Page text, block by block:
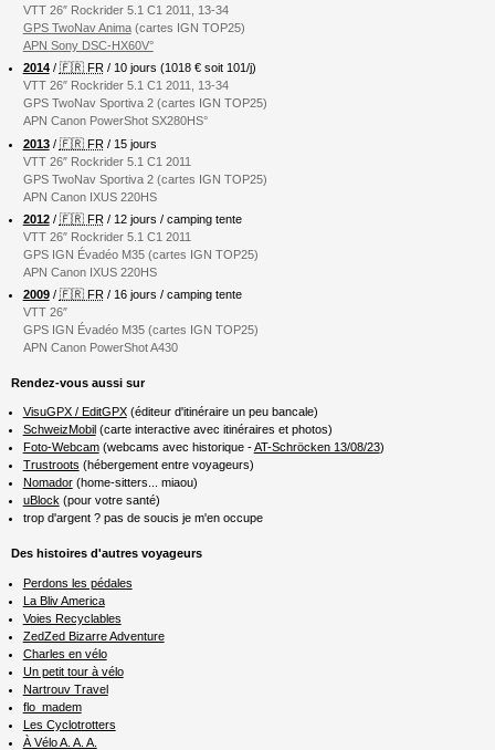
VTT 26″ Rockrider 5.1 C1 2011, 13-34
GPS TwoNav Anima(cartes IGN TOP25)
APN Sony DSC-HX60V°
2014/ 🇫🇷 FR / 10 jours (1018 € soit 101/j)
VTT 26″ Rockrider 5.1 C1 2011, 13-34
GPS TwoNav Sportiva 2 (cartes IGN TOP25)
APN Canon PowerShot SX280HS°
2013/ 🇫🇷 FR / 15 jours
VTT 26″ Rockrider 5.1 C1 2011
GPS TwoNav Sportiva 2 (cartes IGN TOP25)
APN Canon IXUS 220HS
2012/ 🇫🇷 FR / 12 jours / camping tente
VTT 26″ Rockrider 5.1 C1 2011
GPS IGN Évadéo M35 (cartes IGN TOP25)
APN Canon IXUS 220HS
2009/ 🇫🇷 FR / 16 jours / camping tente
VTT 26″
GPS IGN Évadéo M35 (cartes IGN TOP25)
APN Canon PowerShot A430
Rendez-vous aussi sur
VisuGPX / EditGPX(éditeur d'itinéraire un peu bancale)
SchweizMobil (carte interactive avec itinéraires et photos)
Foto-Webcam(webcams avec historique -AT-Schröcken 13/08/23)
Trustroots (hébergement entre voyageurs)
Nomador(home-sitters... miaou)
uBlock(pour votre santé)
trop d'argent ? pas de soucis je m'en occupe
Des histoires d'autres voyageurs
Perdons les pédales
La Bliv America
Voies Recyclables
ZedZed Bizarre Adventure
Charles en vélo
Un petit tour à vélo
Nartrouv Travel
flo_madem
Les Cyclotrotters
À Vélo A. A. A.